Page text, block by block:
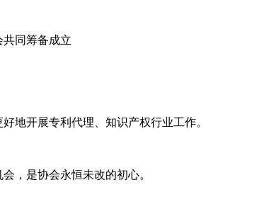
同筹备成立
地开展专利代理、知识产权行业工作。
，是协会永恒未改的初心。